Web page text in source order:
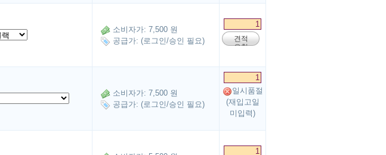
소비자가: 7,500 원
공급가: (로그인/승인 필요)
견적
요청
소비자가: 7,500 원
공급가: (로그인/승인 필요)
일시품절
(재입고일
미입력)